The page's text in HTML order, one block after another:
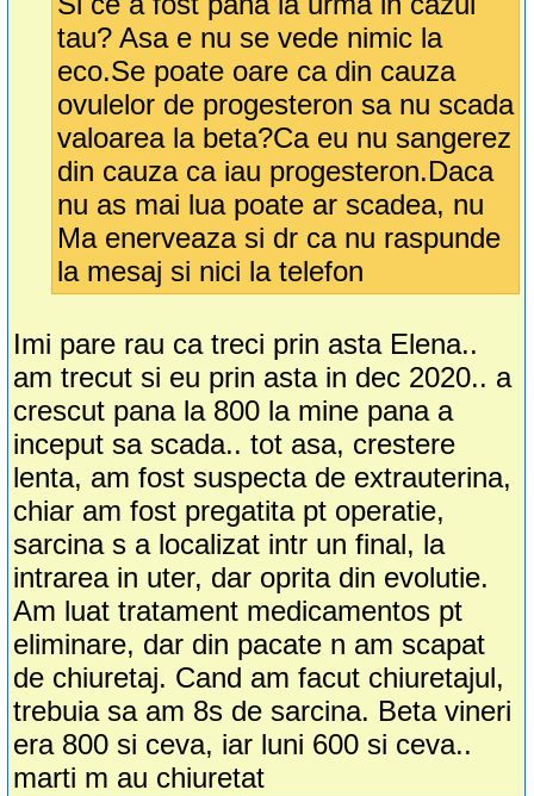
tau? Asa e nu se vede nimic la
eco.Se poate oare ca din cauza
ovulelor de progesteron sa nu scada
valoarea la beta?Ca eu nu sangerez
din cauza ca iau progesteron.Daca
nu as mai lua poate ar scadea, nu
Ma enerveaza si dr ca nu raspunde
la mesaj si nici la telefon
Imi pare rau ca treci prin asta Elena..
am trecut si eu prin asta in dec 2020.. a
crescut pana la 800 la mine pana a
inceput sa scada.. tot asa, crestere
lenta, am fost suspecta de extrauterina,
chiar am fost pregatita pt operatie,
sarcina s a localizat intr un final, la
intrarea in uter, dar oprita din evolutie.
Am luat tratament medicamentos pt
eliminare, dar din pacate n am scapat
de chiuretaj. Cand am facut chiuretajul,
trebuia sa am 8s de sarcina. Beta vineri
era 800 si ceva, iar luni 600 si ceva..
marti m au chiuretat